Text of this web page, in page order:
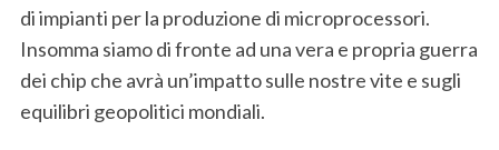
di impianti per la produzione di microprocessori.
Insomma siamo di fronte ad una vera e propria guerra
dei chip che avrà un’impatto sulle nostre vite e sugli
equilibri geopolitici mondiali.